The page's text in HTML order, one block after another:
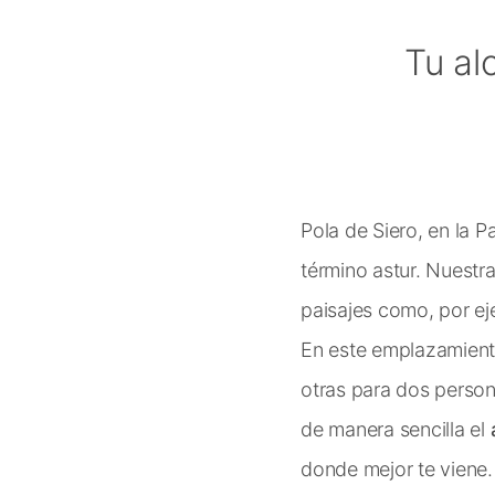
Tu
Pola de Siero, en la
término astur.
paisajes como, por
En este
otras para dos
de manera sencilla el
donde mejor te